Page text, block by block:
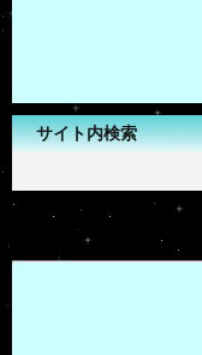
サイト内検索